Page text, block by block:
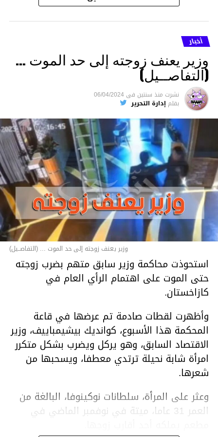
أخبار
وزير يعنف زوجته إلى حد الموت …
(التفاصــيل)
نشرت منذ سنتين فى 06/04/2024
بقلم إدارة التحرير
وزير يعنف زوجته إلى حد الموت ... (التفاصــيل)
استحوذت محاكمة وزير سابق متهم بضرب زوجته
حتى الموت على اهتمام الرأي العام في
كازاخستان.
وأظهرت لقطات صادمة تم عرضها في قاعة
المحكمة هذا الأسبوع، كوانديك بيشيمباييف، وزير
الاقتصاد السابق، وهو يركل ويضرب بشكل متكرر
امرأة شابة نحيلة ترتدي معطفا، ويسحبها من
شعرها.
وعثر على المرأة، سلطانات نوكينوفا، البالغة من
العمر 31 عاما، ميتة في نوفمبر الماضي في